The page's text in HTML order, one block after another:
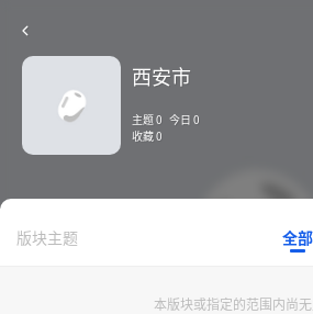
西安市
主题 0 今日 0
收藏 0
版块主题 全部
本版块或指定的范围内尚